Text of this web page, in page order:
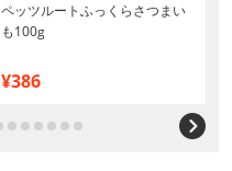
ペッツルートふっくらさつまい
も100g
¥386